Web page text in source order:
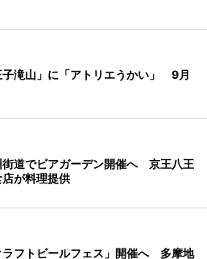
子滝山」に「アトリエうかい」 9月
街道でビアガーデン開催へ 京王八王
が料理提供
ラフトビールフェス」開催へ 多摩地